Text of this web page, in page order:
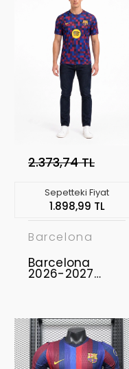
2.373,74 TL
Sepetteki Fiyat
1.898,99 TL
Barcelona
Barcelona
2026-2027